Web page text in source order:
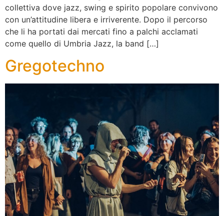
collettiva dove jazz, swing e spirito popolare convivono
con un’attitudine libera e irriverente. Dopo il percorso
che li ha portati dai mercati fino a palchi acclamati
come quello di Umbria Jazz, la band […]
Gregotechno